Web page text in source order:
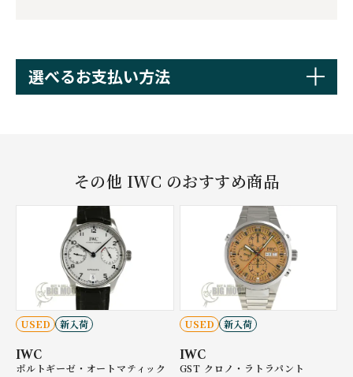
選べるお支払い方法
その他 IWC のおすすめ商品
USED 新入荷
IWC
ポルトギーゼ・オートマティック
USED 新入荷
IWC
GST クロノ・ラトラパント